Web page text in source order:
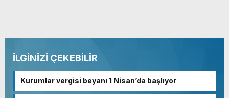
İLGİNİZİ ÇEKEBİLİR
Kurumlar vergisi beyanı 1 Nisan’da başlıyor